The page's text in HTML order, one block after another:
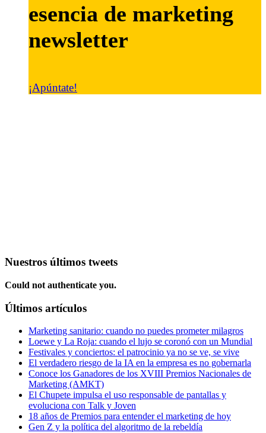
esencia de marketing
newsletter
¡Apúntate!
Nuestros últimos tweets
Could not authenticate you.
Últimos artículos
Marketing sanitario: cuando no puedes prometer milagros
Loewe y La Roja: cuando el lujo se coronó con un Mundial
Festivales y conciertos: el patrocinio ya no se ve, se vive
El verdadero riesgo de la IA en la empresa es no gobernarla
Conoce los Ganadores de los XVIII Premios Nacionales de
Marketing (AMKT)
El Chupete impulsa el uso responsable de pantallas y
evoluciona con Talk y Joven
18 años de Premios para entender el marketing de hoy
Gen Z y la política del algoritmo de la rebeldía